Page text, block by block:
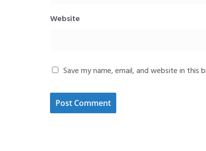
Website
Save my name, email, and website in